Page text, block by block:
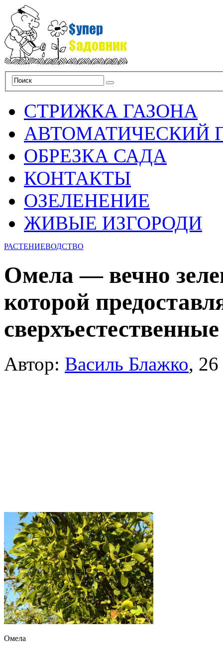
СТРИЖКА ГАЗОНА
АВТОМАТИЧЕСКИЙ
ОБРЕЗКА САДА
КОНТАКТЫ
ОЗЕЛЕНЕНИЕ
ЖИВЫЕ ИЗГОРОДИ
РАСТЕНИЕВОДСТВО
Омела — вечно
которой
Автор: Василь Блажко,
Омела